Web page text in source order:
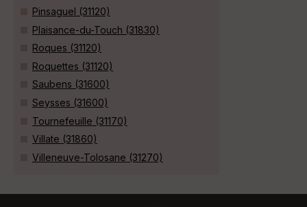
Pinsaguel (31120)
Plaisance-du-Touch (31830)
Roques (31120)
Roquettes (31120)
Saubens (31600)
Seysses (31600)
Tournefeuille (31170)
Villate (31860)
Villeneuve-Tolosane (31270)